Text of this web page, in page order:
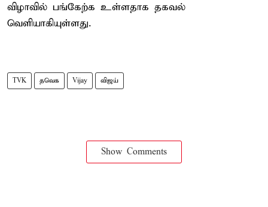
விழாவில் பங்கேற்க உள்ளதாக தகவல்
வெளியாகியுள்ளது.
TVK தவெக Vijay விஜய்
Show Comments